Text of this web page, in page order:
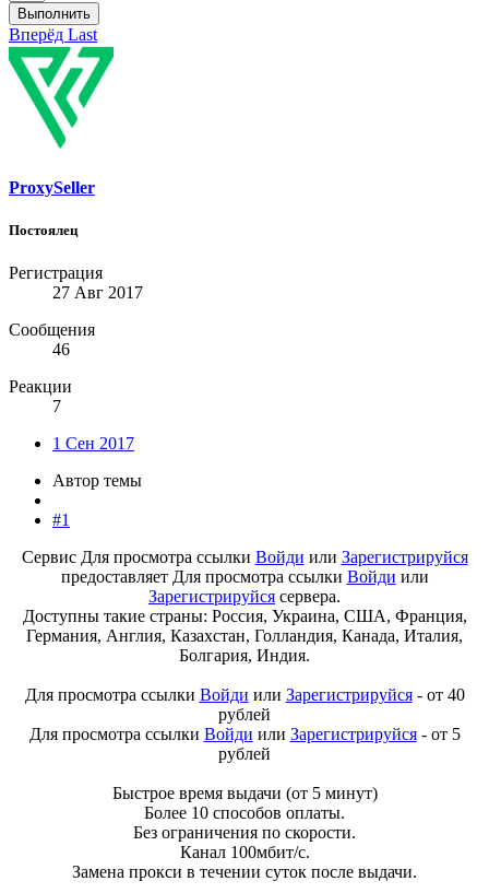
Выполнить
Вперёд Last
ProxySeller
Постоялец
Регистрация
27 Авг 2017
Сообщения
46
Реакции
7
1 Сен 2017
Автор темы
#1
Сервис Для просмотра ссылки Войди или Зарегистрируйся
предоставляет Для просмотра ссылки Войди или
Зарегистрируйся сервера.
Доступны такие страны: Россия, Украина, США, Франция,
Германия, Англия, Казахстан, Голландия, Канада, Италия,
Болгария, Индия.
Для просмотра ссылки Войди или Зарегистрируйся- от 40
рублей
Для просмотра ссылки Войди или Зарегистрируйся- от 5
рублей
Быстрое время выдачи (от 5 минут)
Более 10 способов оплаты.
Без ограничения по скорости.
Канал 100мбит/с.
Замена прокси в течении суток после выдачи.